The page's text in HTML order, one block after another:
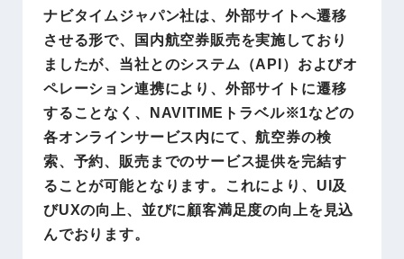
ナビタイムジャパン社は、外部サイトへ遷移
させる形で、国内航空券販売を実施しており
ましたが、当社とのシステム（API）およびオ
ペレーション連携により、外部サイトに遷移
することなく、NAVITIMEトラベル※1などの
各オンラインサービス内にて、航空券の検
索、予約、販売までのサービス提供を完結す
ることが可能となります。これにより、UI及
びUXの向上、並びに顧客満足度の向上を見込
んでおります。